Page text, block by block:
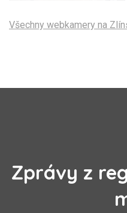
Všechny webkamery na
Zprávy z